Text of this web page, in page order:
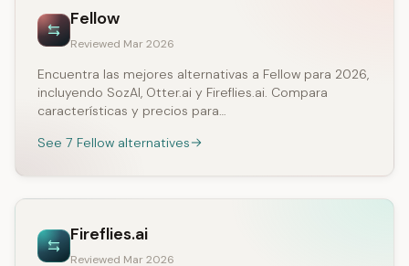
Fellow
Reviewed Mar 2026
Encuentra las mejores alternativas a Fellow para 2026,
incluyendo SozAI, Otter.ai y Fireflies.ai. Compara
características y precios para…
See 7 Fellow alternatives
Fireflies.ai
Reviewed Mar 2026